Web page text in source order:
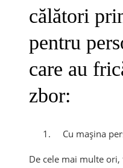
călători
pentru
care au
zbor:
Cu mașina
De cele mai multe